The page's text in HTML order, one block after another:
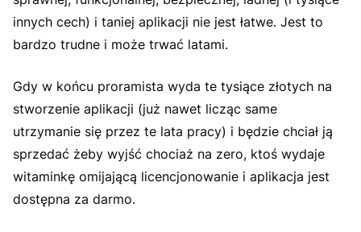
innych cech) i taniej aplikacji nie jest łatwe. Jest to
bardzo trudne i może trwać latami.
Gdy w końcu proramista wyda te tysiące złotych na
stworzenie aplikacji (już nawet licząc same
utrzymanie się przez te lata pracy) i będzie chciał ją
sprzedać żeby wyjść chociaż na zero, ktoś wydaje
witaminkę omijającą licencjonowanie i aplikacja jest
dostępna za darmo.